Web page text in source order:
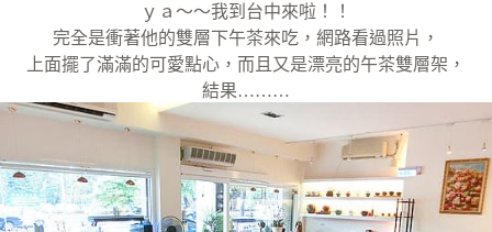
ｙａ～～我到台中來啦！！
完全是衝著他的雙層下午茶來吃，網路看過照片，
上面擺了滿滿的可愛點心，而且又是漂亮的午茶雙層架，
結果………